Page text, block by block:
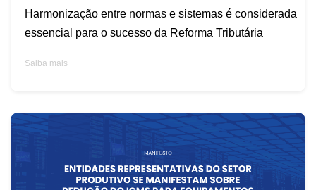
Harmonização entre normas e sistemas é considerada
essencial para o sucesso da Reforma Tributária
Saiba mais